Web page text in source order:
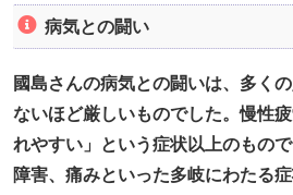
病気との闘い
國島さんの病気との闘いは、多く
ないほど厳しいものでした。慢性
れやすい」という症状以上のもの
障害、痛みといった多岐にわたる